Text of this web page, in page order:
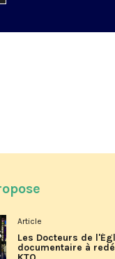
Article
Les Docteurs de
documentaire à